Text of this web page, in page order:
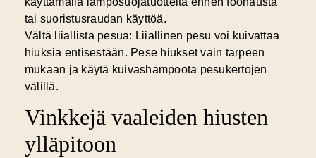
tai suoristusraudan käyttöä.
Vältä liiallista pesua: Liiallinen pesu voi kuivattaa
hiuksia entisestään. Pese hiukset vain tarpeen
mukaan ja käytä kuivashampoota pesukertojen
välillä.
Vinkkejä vaaleiden hiusten
ylläpitoon